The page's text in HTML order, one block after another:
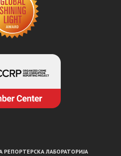
РЕПОРТЕРСКА ЛАБОРАТОРИЈА